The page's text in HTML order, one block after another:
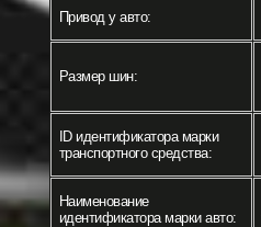
Привод у авто:
Размер шин:
ID идентификатора марки
транспортного средства:
Наименование
идентификатора марки авто: